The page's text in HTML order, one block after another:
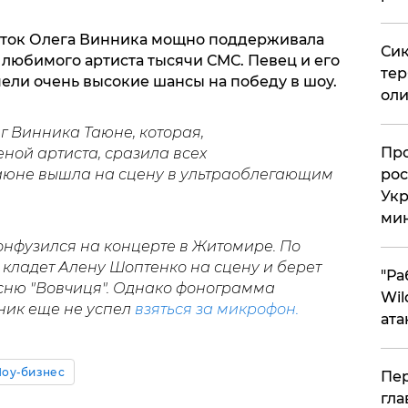
Олега Винника мощно поддерживала
артиста тысячи СМС. Певец и его
очень высокие шансы на победу в шоу.
Винника Таюне, которая,
артиста, сразила всех
вышла на сцену в ультраоблегающим
на концерте в Житомире. По
Алену Шоптенко на сцену и берет
"Вовчиця". Однако фонограмма
еще не успел взяться за микрофон.
бизнес